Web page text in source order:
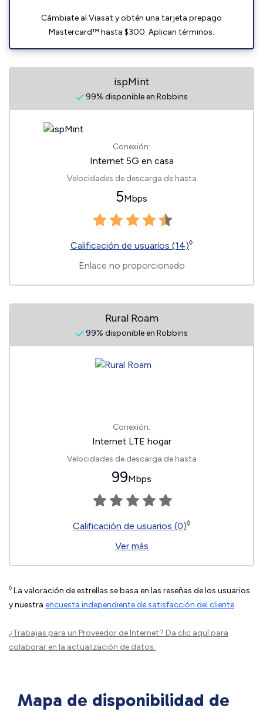
Cámbiate al Viasat y obtén una tarjeta prepago
Mastercard™ hasta $300. Aplican términos.
ispMint
99% disponible en Robbins
Conexión:
Internet 5G en casa
Velocidades de descarga de hasta
5Mbps
Calificación de usuarios (14)◊
Enlace no proporcionado
Rural Roam
99% disponible en Robbins
Conexión:
Internet LTE hogar
Velocidades de descarga de hasta
99Mbps
Calificación de usuarios (0)◊
Ver más
◊ La valoración de estrellas se basa en las reseñas de los usuarios
y nuestra encuesta independiente de satisfacción del cliente.
¿Trabajas para un Proveedor de Internet? Da clic aquípara
colaborar en la actualización de datos.
Mapa de disponibilidad de